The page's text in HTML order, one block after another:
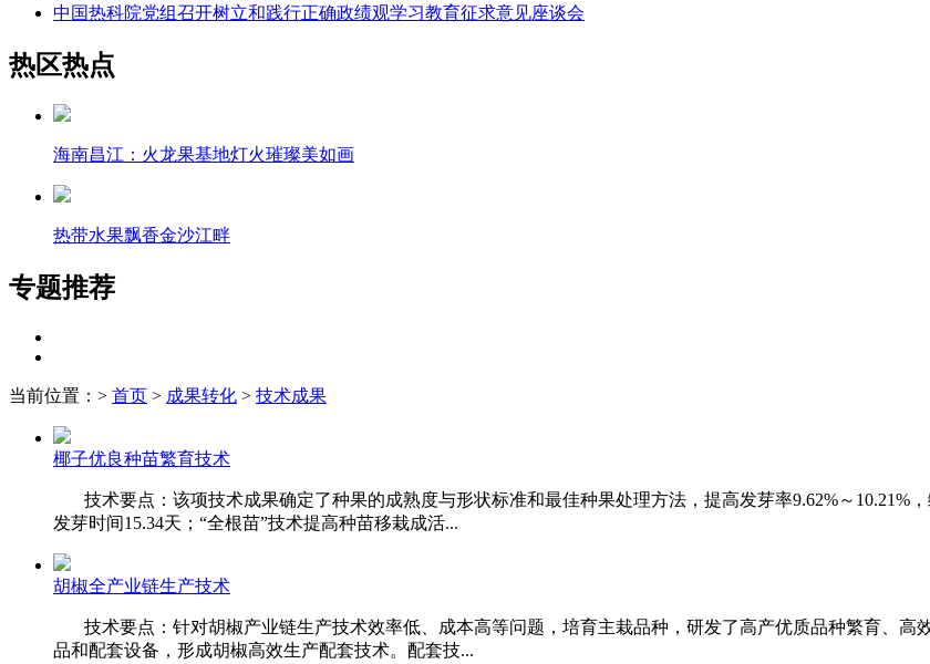
中国热科院党组召开树立和践行正确政绩观学习教育征求意见座谈会
热区热点
海南昌江：火龙果基地灯火璀璨美如画
热带水果飘香金沙江畔
专题推荐
当前位置： > 首页 > 成果转化 > 技术成果
椰子优良种苗繁育技术
技术要点：该项技术成果确定了种果的成熟度与形状标准和最佳种果处理方法，提高发芽率9.62%～10.21%
发芽时间15.34天；“全根苗”技术提高种苗移栽成活...
胡椒全产业链生产技术
技术要点：针对胡椒产业链生产技术效率低、成本高等问题，培育主栽品种，研发了高产优质品种繁育、高
品和配套设备，形成胡椒高效生产配套技术。配套技...